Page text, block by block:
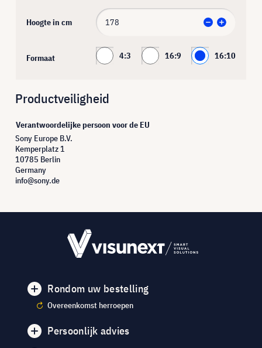
Hoogte in cm
Formaat 4:3 16:9 16:10
Productveiligheid
Verantwoordelijke persoon voor de EU
Sony Europe B.V.
Kemperplatz 1
10785 Berlin
Germany
info@sony.de
Rondom uw bestelling
Overeenkomst herroepen
Persoonlijk advies